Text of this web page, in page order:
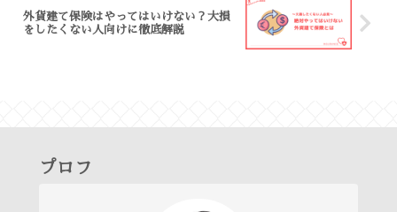
外貨建て保険はやってはいけない？大損
をしたくない人向けに徹底解説
プロフ